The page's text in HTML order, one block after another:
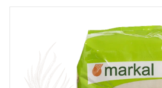
COMMENTAIRE *